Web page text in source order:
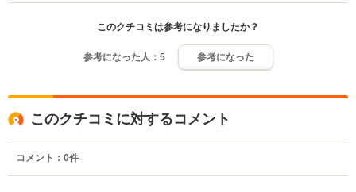
このクチコミは参考になりましたか？
参考になった人： 5 参考になった
このクチコミに対するコメント
コメント： 0件